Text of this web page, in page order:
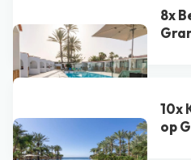
8x
10x
op